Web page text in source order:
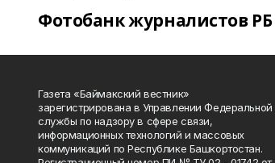
Фотобанк журналистов РБ
Газета «Баймакский вестник»
зарегистрирована в Управлении Федеральной
службы по надзору в сфере связи,
информационных технологий и массовых
коммуникаций по Республике Башкортостан.